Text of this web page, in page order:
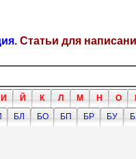
. Статьи для
И Й К Л М Н О
БЛ БО БП БР БУ